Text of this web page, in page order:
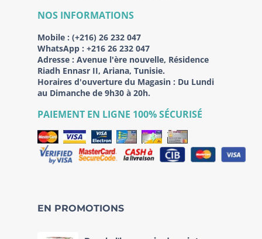
NOS INFORMATIONS
Mobile : (+216) 26 232 047
WhatsApp : +216 26 232 047
Adresse : Avenue l'ère nouvelle, Résidence
Riadh Ennasr II, Ariana, Tunisie.
Horaires d'ouverture du Magasin : Du Lundi
au Dimanche de 9h30 à 20h.
PAIEMENT EN LIGNE 100% SÉCURISÉ
EN PROMOTIONS